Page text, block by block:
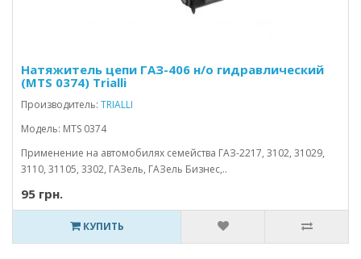
Натяжитель цепи ГАЗ-406 н/о гидравлический
(MTS 0374) Trialli
Производитель: TRIALLI
Модель: MTS 0374
Применение на автомобилях семейства ГАЗ-2217, 3102, 31029,
3110, 31105, 3302, ГАЗель, ГАЗель Бизнес,..
95 грн.
КУПИТЬ